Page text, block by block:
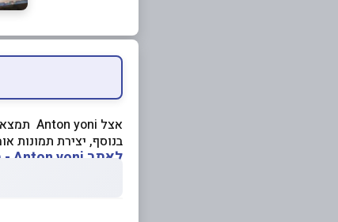
אצל Anton yoni תמצאו סדנאות כיפוף בחוטי ברזל.
בנוסף, יצירת תמונות
לאתר Anton yoni - סדנאות כיפוף חוטי ברזל לחצו כאן>>